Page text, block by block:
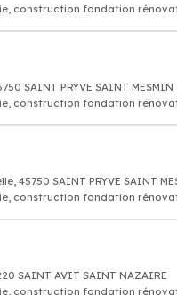
construction fondation
SAINT PRYVE SAINT MESMIN
construction fondation
45750 SAINT PRYVE SAINT
construction fondation
SAINT AVIT SAINT NAZAIRE
construction fondation